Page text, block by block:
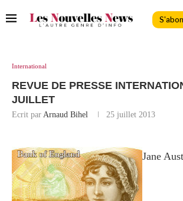
International
REVUE DE PRESSE
JUILLET
Ecrit par Arnaud Bihel 25 juillet 2013
Jane